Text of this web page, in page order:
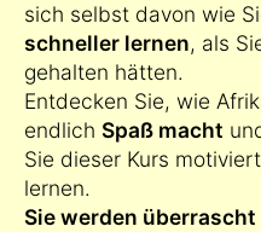
sich selbst davon wie
schneller lernen, als
gehalten hätten.
Entdecken Sie, wie
endlich Spaß macht
Sie dieser Kurs
lernen.
Sie werden